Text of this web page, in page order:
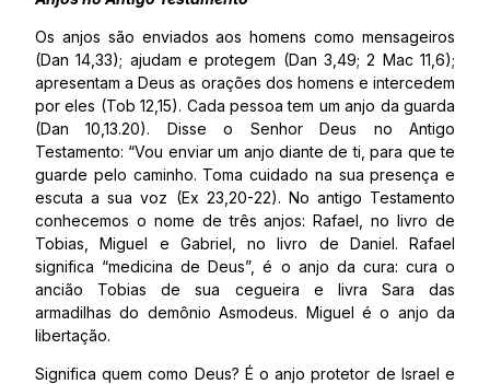
Os anjos são enviados aos homens como mensageiros
(Dan 14,33); ajudam e protegem (Dan 3,49; 2 Mac 11,6);
apresentam a Deus as orações dos homens e intercedem
por eles (Tob 12,15). Cada pessoa tem um anjo da guarda
(Dan 10,13.20). Disse o Senhor Deus no Antigo
Testamento: “Vou enviar um anjo diante de ti, para que te
guarde pelo caminho. Toma cuidado na sua presença e
escuta a sua voz (Ex 23,20-22). No antigo Testamento
conhecemos o nome de três anjos: Rafael, no livro de
Tobias, Miguel e Gabriel, no livro de Daniel. Rafael
significa “medicina de Deus”, é o anjo da cura: cura o
ancião Tobias de sua cegueira e livra Sara das
armadilhas do demônio Asmodeus. Miguel é o anjo da
libertação.
Significa quem como Deus? É o anjo protetor de Israel e